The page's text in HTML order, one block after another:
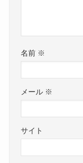
名前 ※
メール ※
サイト